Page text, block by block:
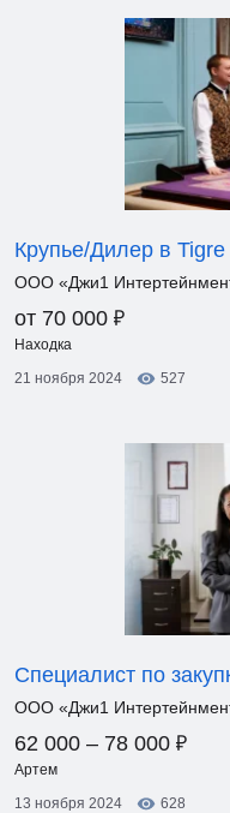
Крупье/Дилер в Tigre
ООО «Джи1
от 70 000 ₽
Находка
21 ноября 2024
527
Специалист по
ООО «Джи1
62 000 – 78 000 ₽
Артем
13 ноября 2024
628